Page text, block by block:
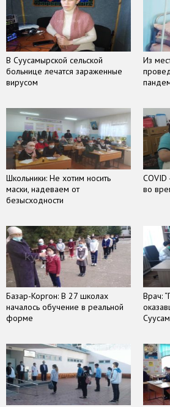
В Суусамырской сельской
больнице лечатся зараженные
вирусом
Из
Школьники: Не хотим носить
маски, надеваем от
безысходности
во
Базар-Коргон: В 27 школах
началось обучение в реальной
форме
Врач: